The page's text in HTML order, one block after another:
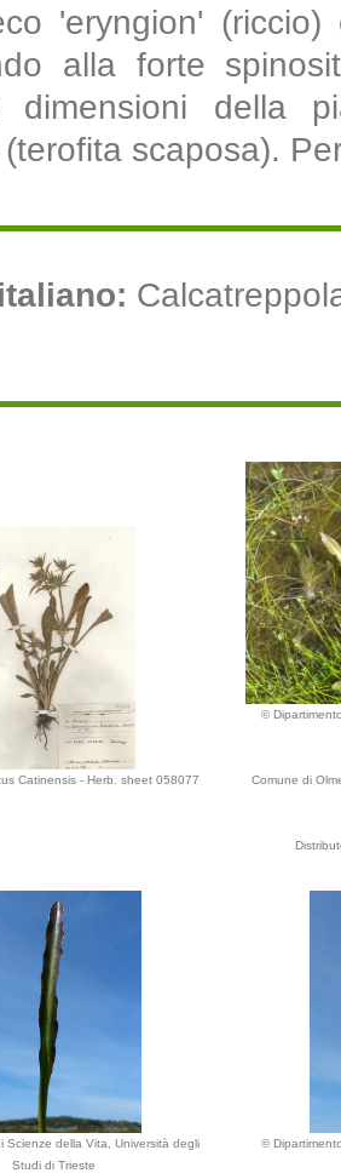
'eryngion'
alla forte
dimensioni della
scaposa).
Catinensis - Herb. sheet 058077
©
Comune di
Scienze della Vita, Università degli
Studi di Trieste
©